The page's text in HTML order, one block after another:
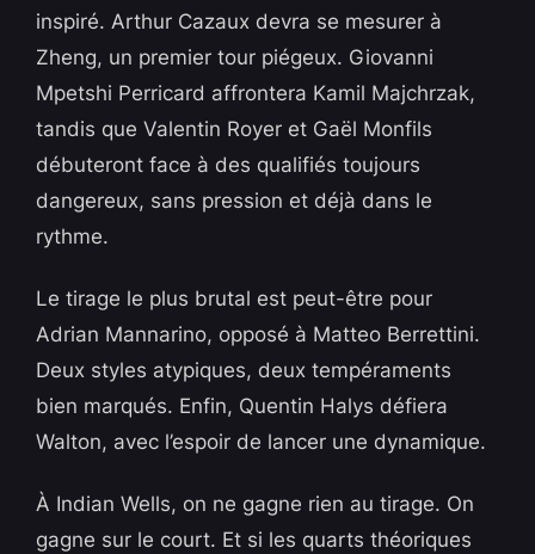
inspiré. Arthur Cazaux devra se mesurer à
Zheng, un premier tour piégeux. Giovanni
Mpetshi Perricard affrontera Kamil Majchrzak,
tandis que Valentin Royer et Gaël Monfils
débuteront face à des qualifiés toujours
dangereux, sans pression et déjà dans le
rythme.
Le tirage le plus brutal est peut-être pour
Adrian Mannarino, opposé à Matteo Berrettini.
Deux styles atypiques, deux tempéraments
bien marqués. Enfin, Quentin Halys défiera
Walton, avec l’espoir de lancer une dynamique.
À Indian Wells, on ne gagne rien au tirage. On
gagne sur le court. Et si les quarts théoriques